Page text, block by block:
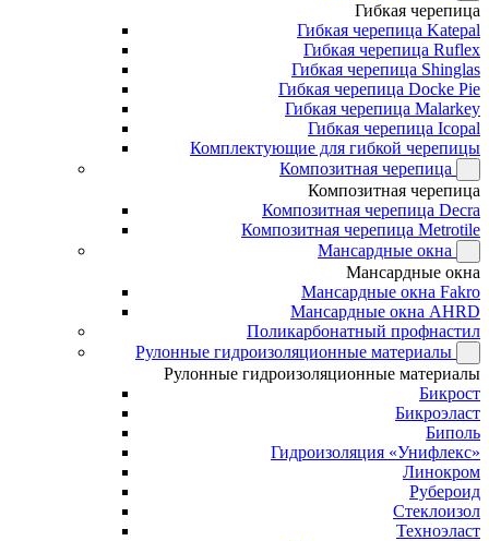
Гибкая черепица
Гибкая черепица Katepal
Гибкая черепица Ruflex
Гибкая черепица Shinglas
Гибкая черепица Docke Pie
Гибкая черепица Malarkey
Гибкая черепица Icopal
Комплектующие для гибкой черепицы
Композитная черепица
Композитная черепица
Композитная черепица Decra
Композитная черепица Metrotile
Мансардные окна
Мансардные окна
Мансардные окна Fakro
Мансардные окна AHRD
Поликарбонатный профнастил
Рулонные гидроизоляционные материалы
Рулонные гидроизоляционные материалы
Бикрост
Бикроэласт
Биполь
Гидроизоляция «Унифлекс»
Линокром
Рубероид
Стеклоизол
Техноэласт